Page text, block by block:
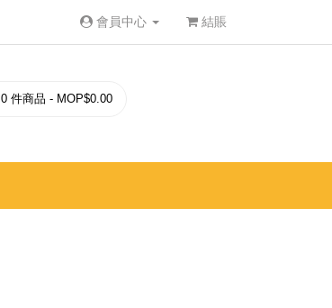
會員中心 結賬
0 件商品 - MOP$0.00